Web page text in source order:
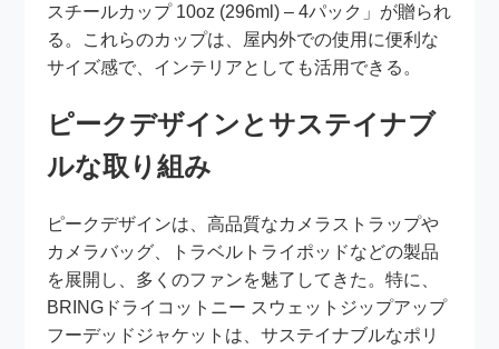
スチールカップ 10oz (296ml) – 4パック」が贈られ
る。これらのカップは、屋内外での使用に便利な
サイズ感で、インテリアとしても活用できる。
ピークデザインとサステイナブ
ルな取り組み
ピークデザインは、高品質なカメラストラップや
カメラバッグ、トラベルトライポッドなどの製品
を展開し、多くのファンを魅了してきた。特に、
BRINGドライコットニー スウェットジップアップ
フーデッドジャケットは、サステイナブルなポリ